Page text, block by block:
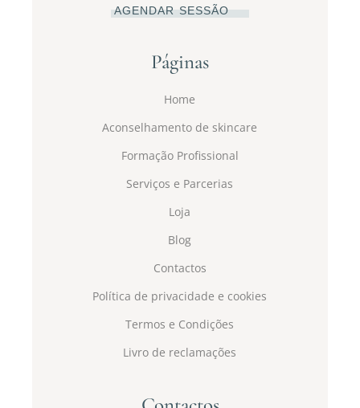
AGENDAR SESSÃO
Páginas
Home
Aconselhamento de skincare
Formação Profissional
Serviços e Parcerias
Loja
Blog
Contactos
Política de privacidade e cookies
Termos e Condições
Livro de reclamações